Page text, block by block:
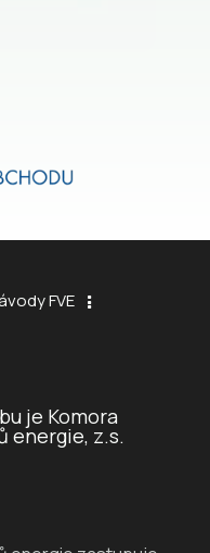
FVE
je Komora
energie, z.s.